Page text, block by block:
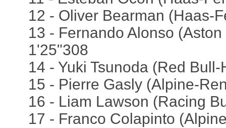
12 - Oliver Bearman (Haas-
13 - Fernando Alonso
1'25"308
14 - Yuki Tsunoda (Red
15 - Pierre Gasly (Alpine-
16 - Liam Lawson (Racing
17 - Franco Colapinto